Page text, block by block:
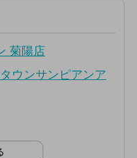
菊陽店
ウンサンピアンア